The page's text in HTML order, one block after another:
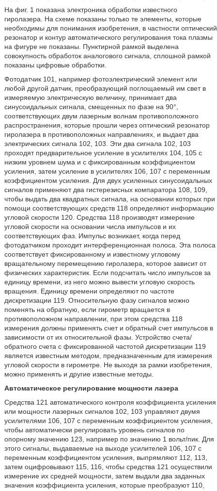
На фиг. 1 показана электроника обработки известного
гиролазера. На схеме показаны только те элементы, которые
необходимы для понимания изобретения, в частности оптический
резонатор и контур автоматического регулирования тока плазмы
на фигуре не показаны. Пунктирной рамкой выделена
совокупность обработок аналогового сигнала, сплошной рамкой
показаны цифровые обработки.
Фотодатчик 101, например фотоэлектрический элемент или
любой другой датчик, преобразующий поглощаемый им свет в
измеряемую электрическую величину, принимает два
синусоидальных сигнала, смещенных по фазе на 90°,
соответствующих двум лазерным волнам противоположного
распространения, которые прошли через оптический резонатор
гиролазера в противоположных направлениях, и выдает два
электрических сигнала 102, 103. Эти два сигнала 102, 103
проходят предварительное усиление в усилителях 104, 105 с
низким уровнем шума и с фиксированным коэффициентом
усиления, затем усиление в усилителях 106, 107 с переменным
коэффициентом усиления. Для двух усиленных синусоидальных
сигналов применяют два гистерезисных компаратора 108, 109,
чтобы выдать два квадратных сигнала, на основании которых при
помощи соответствующих средств 118 определяют информацию
угловой скорости 120. Средства 118 производят измерение
угловой скорости на основании числа импульсов и их
соответствующих фаз. Импульс возникает, когда перед
фотодатчиком проходит интерференционная полоса. Эта полоса
соответствует фиксированному и известному угловому
вращательному перемещению гиролазера, которое зависит от
физических характеристик. Если подсчитать число импульсов за
единицу времени, из него можно вывести угловую скорость
вращения. Единицу времени определяют по частоте
дискретизации 119. Относительную фазу сигналов можно
поменять на обратную, если гирометр вращается в
противоположном направлении, при этом средства 118
измерения должны применять счет и обратный счет импульсов в
зависимости от их относительной фазы. Устройство счета/
обратного счета с фиксированной частотой дискретизации 119
является известным методом, предназначенным для измерения
угловой скорости в гирометре. Не выходя за рамки изобретения,
можно применять и другие известные методы.
Автоматическое регулирование мощности лазера
Средства 121 автоматического контроля коэффициента усиления
или мощности лазерных сигналов 102, 103 управляют двумя
усилителями 106, 107 с переменным коэффициентом усиления,
чтобы автоматически регулировать уровень сигналов по
опорному значению 123, например по значению 1 вольт/пик. Для
этого сигналы, выдаваемые на выходе усилителей 106, 107 с
переменным коэффициентом усиления, выпрямляют 112, 113,
затем оцифровывают 115, 116, чтобы средства 121 осуществили
измерение их средней мощности, затем выдали два заданных
значения коэффициента усиления, которые преобразуют 110,